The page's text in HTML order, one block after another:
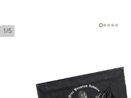
1/5
Gurkha Ghost Shadow
52 長度: 127 mm / 5 英寸